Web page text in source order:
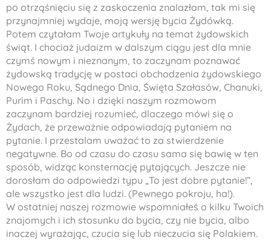
po otrząśnięciu się z zaskoczenia znalazłam, tak mi się
przynajmniej wydaje, moją wersję bycia Żydówką.
Potem czytałam Twoje artykuły na temat żydowskich
świąt. I chociaż judaizm w dalszym ciągu jest dla mnie
czymś nowym i nieznanym, to zaczynam poznawać
żydowską tradycję w postaci obchodzenia żydowskiego
Nowego Roku, Sądnego Dnia, Święta Szałasów, Chanuki,
Purim i Paschy. No i dzięki naszym rozmowom
zaczynam bardziej rozumieć, dlaczego mówi się o
Żydach, że przeważnie odpowiadają pytaniem na
pytanie. I przestalam uważać to za stwierdzenie
negatywne. Bo od czasu do czasu sama się bawię w ten
sposób, widząc konsternację pytających. Jeszcze nie
dorosłam do odpowiedzi typu „To jest dobre pytanie!”,
ale wszystko jest dla ludzi. (Pewnego pokroju, ha!).
W ostatniej naszej rozmowie wspomniałeś o kilku Twoich
znajomych i ich stosunku do bycia, czy nie bycia, albo
inaczej wyrażając, czucia się lub nieczucia się Polakiem.